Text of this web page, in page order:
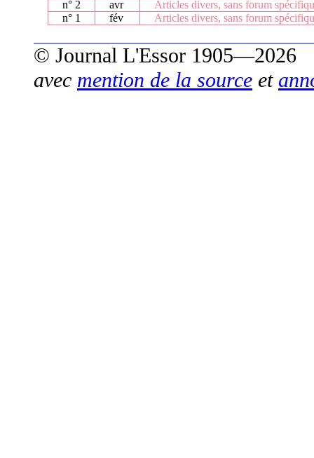
n° 2
avr
Articles divers, sans forum
n° 1
fév Articles divers, sans forum
© Journal L'Essor
avec mention de la source et